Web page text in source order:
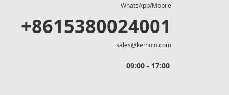
WhatsApp/Mobile
+8615380024001
sales@kemolo.com
09:00 - 17:00